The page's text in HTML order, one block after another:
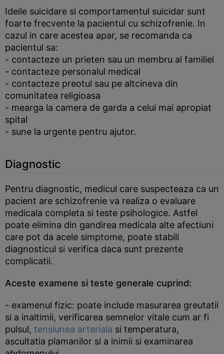
Ideile suicidare si comportamentul suicidar sunt
foarte frecvente la pacientul cu schizofrenie. In
cazul in care acestea apar, se recomanda ca
pacientul sa:
- contacteze un prieten sau un membru al familiei
- contacteze personalul medical
- contacteze preotul sau pe altcineva din
comunitatea religioasa
- mearga la camera de garda a celui mai apropiat
spital
- sune la urgente pentru ajutor.
Diagnostic
Pentru diagnostic, medicul care suspecteaza ca un
pacient are schizofrenie va realiza o evaluare
medicala completa si teste psihologice. Astfel
poate elimina din gandirea medicala alte afectiuni
care pot da acele simptome, poate stabili
diagnosticul si verifica daca sunt prezente
complicatii.
Aceste examene si teste generale cuprind:
- examenul fizic: poate include masurarea greutatii
si a inaltimii, verificarea semnelor vitale cum ar fi
pulsul, tensiunea arteriala si temperatura,
ascultatia plamanilor si a inimii si examinarea